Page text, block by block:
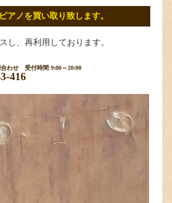
アノを買い取り致します。
し、再利用しております。
わせ 受付時間 9:00～20:00
416